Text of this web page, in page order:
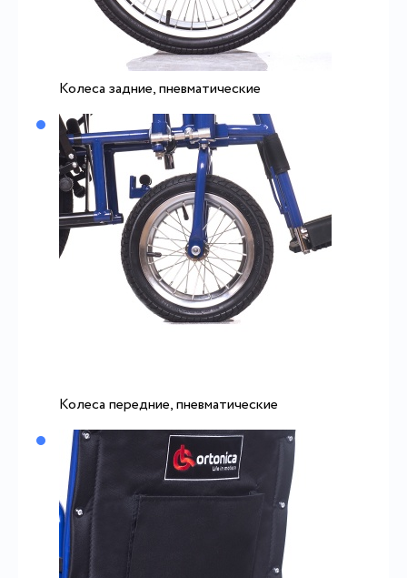
Колеса задние, пневматические
Колеса передние, пневматические